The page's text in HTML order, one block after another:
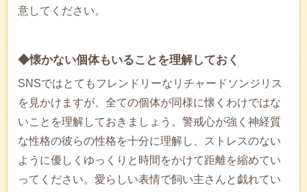
意してください。
◆懐かない個体もいることを理解しておく
SNSではとてもフレンドリーなリチャードソンジリス
を見かけますが、全ての個体が同様に懐くわけではな
いことを理解しておきましょう。警戒心が強く神経質
な性格の彼らの性格を十分に理解し、ストレスのない
ように優しくゆっくりと時間をかけて距離を縮めてい
ってください。愛らしい表情で飼い主さんと戯れてい